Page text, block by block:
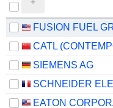
FUSION FUEL
SIEMENS AG